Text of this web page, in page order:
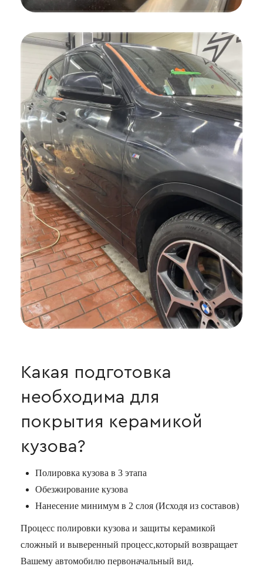
Какая подготовка
необходима для
покрытия керамикой
кузова?
Полировка кузова в 3 этапа
Обезжирование кузова
Нанесение минимум в 2 слоя (Исходя из составов)
Процесс полировки кузова и защиты керамикой
сложный и выверенный процесс,который возвращает
Вашему автомобилю первоначальный вид.